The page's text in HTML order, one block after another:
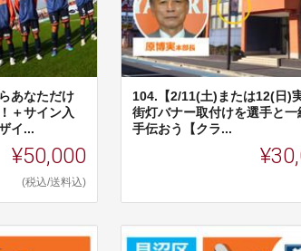
あなただけ
＋サイン入
イ...
¥50,000
(税込/送料込)
104.【2/11(土)または12(日)実
街灯バナー取付けを選手と一
手伝おう【クラ...